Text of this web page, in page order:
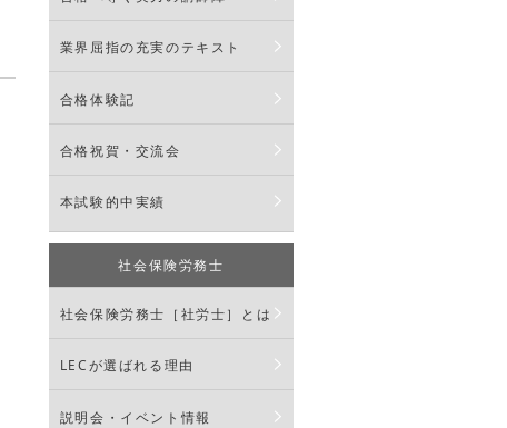
業界屈指の充実のテキスト
合格体験記
合格祝賀・交流会
本試験的中実績
社会保険労務士
社会保険労務士［社労士］とは
LECが選ばれる理由
説明会・イベント情報